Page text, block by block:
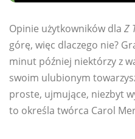
Opinie użytkowników dla Z
górę, więc dlaczego nie?
minut później niektórzy z
swoim ulubionym
proste, ujmujące, niezbyt
to określa twórca Carol